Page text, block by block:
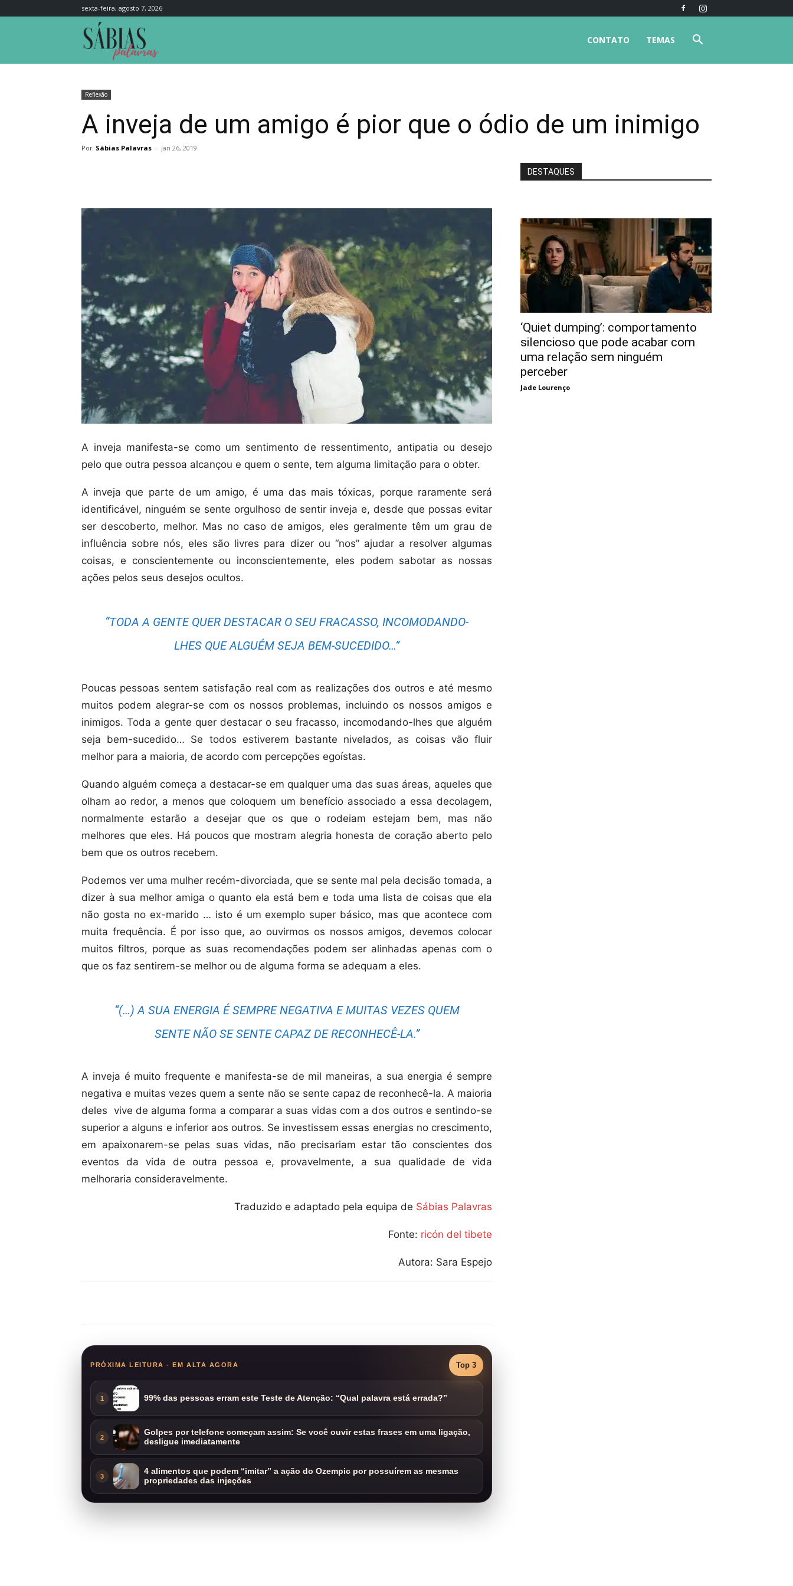
sexta-feira, agosto 7, 2026
TEMAS
CONTATO
Reflexão
A inveja de um amigo é pior que o ódio de um inimigo
Por Sábias Palavras - jan 26, 2019
A inveja manifesta-se como um sentimento de ressentimento, antipatia ou desejo
pelo que outra pessoa alcançou e quem o sente, tem alguma limitação para o obter.
A inveja que parte de um amigo, é uma das mais tóxicas, porque raramente será
identificável, ninguém se sente orgulhoso de sentir inveja e, desde que possas evitar
ser descoberto, melhor. Mas no caso de amigos, eles geralmente têm um grau de
influência sobre nós, eles são livres para dizer ou “nos” ajudar a resolver algumas
coisas, e conscientemente ou inconscientemente, eles podem sabotar as nossas
ações pelos seus desejos ocultos.
“TODA A GENTE QUER DESTACAR O SEU FRACASSO, INCOMODANDO-
LHES QUE ALGUÉM SEJA BEM-SUCEDIDO…”
Poucas pessoas sentem satisfação real com as realizações dos outros e até mesmo
muitos podem alegrar-se com os nossos problemas, incluindo os nossos amigos e
inimigos. Toda a gente quer destacar o seu fracasso, incomodando-lhes que alguém
seja bem-sucedido… Se todos estiverem bastante nivelados, as coisas vão fluir
melhor para a maioria, de acordo com percepções egoístas.
Quando alguém começa a destacar-se em qualquer uma das suas áreas, aqueles que
olham ao redor, a menos que coloquem um benefício associado a essa decolagem,
normalmente estarão a desejar que os que o rodeiam estejam bem, mas não
melhores que eles. Há poucos que mostram alegria honesta de coração aberto pelo
bem que os outros recebem.
Podemos ver uma mulher recém-divorciada, que se sente mal pela decisão tomada, a
dizer à sua melhor amiga o quanto ela está bem e toda uma lista de coisas que ela
não gosta no ex-marido … isto é um exemplo super básico, mas que acontece com
muita frequência. É por isso que, ao ouvirmos os nossos amigos, devemos colocar
muitos filtros, porque as suas recomendações podem ser alinhadas apenas com o
que os faz sentirem-se melhor ou de alguma forma se adequam a eles.
“(…) A SUA ENERGIA É SEMPRE NEGATIVA E MUITAS VEZES QUEM
SENTE NÃO SE SENTE CAPAZ DE RECONHECÊ-LA.”
A inveja é muito frequente e manifesta-se de mil maneiras, a sua energia é sempre
negativa e muitas vezes quem a sente não se sente capaz de reconhecê-la. A maioria
deles vive de alguma forma a comparar a suas vidas com a dos outros e sentindo-se
superior a alguns e inferior aos outros. Se investissem essas energias no crescimento,
em apaixonarem-se pelas suas vidas, não precisariam estar tão conscientes dos
eventos da vida de outra pessoa e, provavelmente, a sua qualidade de vida
melhoraria consideravelmente.
Traduzido e adaptado pela equipa de Sábias Palavras
Fonte: ricón del tibete
Autora: Sara Espejo
PRÓXIMA LEITURA - EM ALTA AGORA Top 3
1 99% das pessoas erram este Teste de Atenção: “Qual palavra está errada?”
2
Golpes por telefone começam assim: Se você ouvir estas frases em uma ligação,
desligue imediatamente
3
4 alimentos que podem “imitar” a ação do Ozempic por possuírem as mesmas
propriedades das injeções
DESTAQUES
‘Quiet dumping’: comportamento
silencioso que pode acabar com
uma relação sem ninguém
perceber
Jade Lourenço